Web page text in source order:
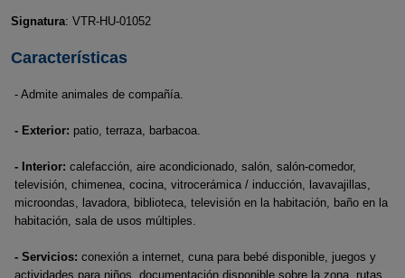
Signatura: VTR-HU-01052
Características
- Admite animales de compañía.
- Exterior: patio, terraza, barbacoa.
- Interior: calefacción, aire acondicionado, salón, salón-comedor,
televisión, chimenea, cocina, vitrocerámica / inducción, lavavajillas,
microondas, lavadora, biblioteca, televisión en la habitación, baño en la
habitación, sala de usos múltiples.
- Servicios: conexión a internet, cuna para bebé disponible, juegos y
actividades para niños, documentación disponible sobre la zona, rutas